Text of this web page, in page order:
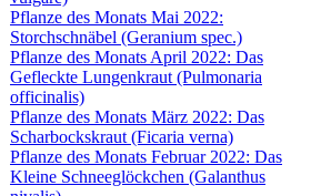
Pflanze des Monats Mai 2022:
Storchschnäbel (Geranium spec.)
Pflanze des Monats April 2022: Das
Gefleckte Lungenkraut (Pulmonaria
officinalis)
Pflanze des Monats März 2022: Das
Scharbockskraut (Ficaria verna)
Pflanze des Monats Februar 2022: Das
Kleine Schneeglöckchen (Galanthus